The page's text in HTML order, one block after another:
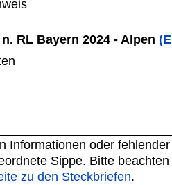
RL Bayern 2024 - Alpen
Informationen oder
Sippe. Bitte
zu den Steckbriefen.